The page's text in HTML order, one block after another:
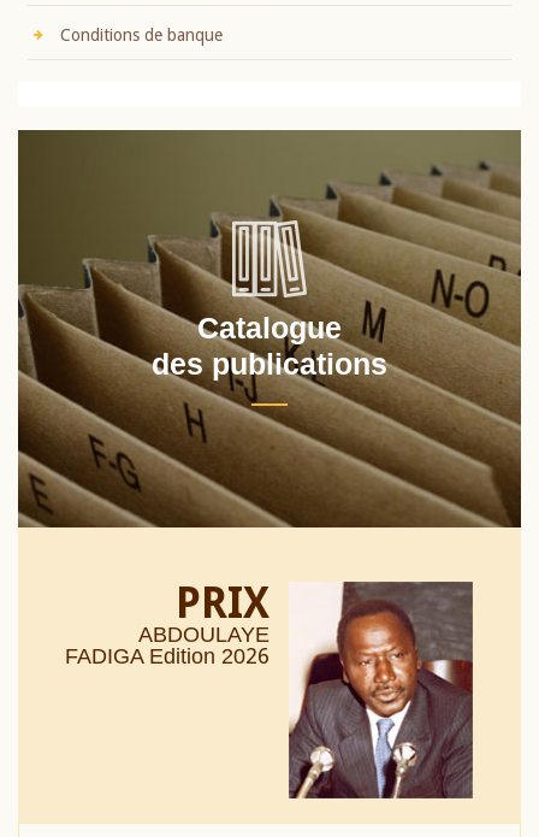
Conditions de banque
Catalogue
des publications
PRIX
ABDOULAYE
FADIGA Edition 2026